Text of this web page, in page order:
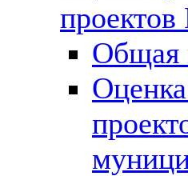
Общая